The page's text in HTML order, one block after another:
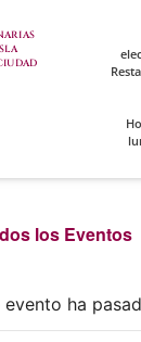
los Eventos
evento ha